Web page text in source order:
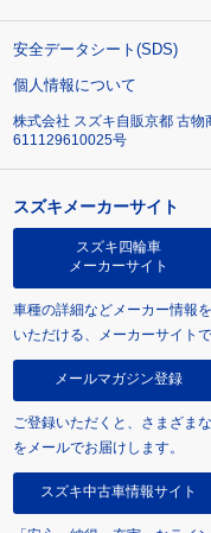
安全データシート(SDS)
個人情報について
株式会社 スズキ自販京都 古
611129610025号
スズキメーカーサイト
スズキ四輪車
メーカーサイト
車種の詳細などメーカー情報
いただける、メーカーサイトで
メールマガジン登録
ご登録いただくと、さまざま
をメールでお届けします。
スズキ中古車情報サイト